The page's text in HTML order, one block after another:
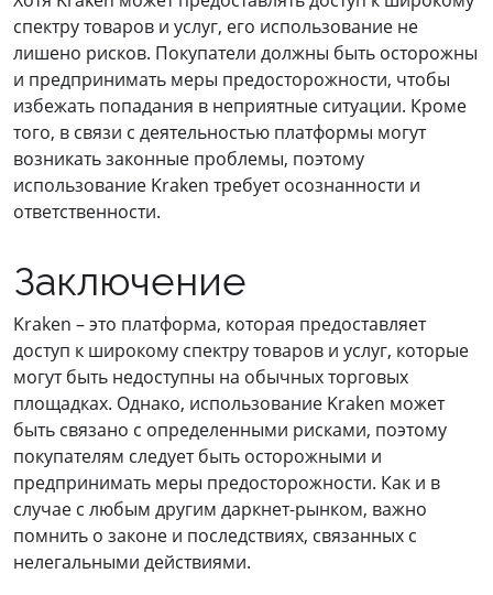
спектру товаров и услуг, его использование не
лишено рисков. Покупатели должны быть осторожны
и предпринимать меры предосторожности, чтобы
избежать попадания в неприятные ситуации. Кроме
того, в связи с деятельностью платформы могут
возникать законные проблемы, поэтому
использование Kraken требует осознанности и
ответственности.
Заключение
Kraken – это платформа, которая предоставляет
доступ к широкому спектру товаров и услуг, которые
могут быть недоступны на обычных торговых
площадках. Однако, использование Kraken может
быть связано с определенными рисками, поэтому
покупателям следует быть осторожными и
предпринимать меры предосторожности. Как и в
случае с любым другим даркнет-рынком, важно
помнить о законе и последствиях, связанных с
нелегальными действиями.